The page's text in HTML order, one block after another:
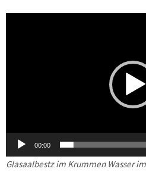
00:00
Glasaalbestz im Krummen Wasser